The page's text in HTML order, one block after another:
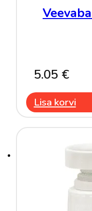
5.05 €
Lisa korvi